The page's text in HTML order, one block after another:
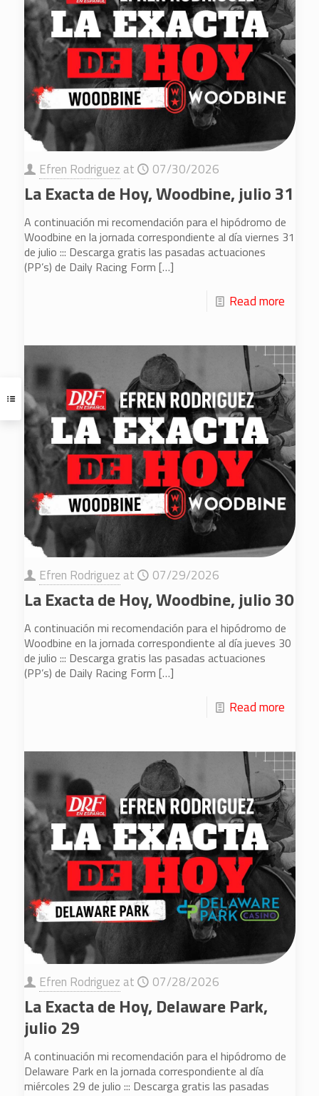
Efren Rodriguez at 07/30/2026
La Exacta de Hoy, Woodbine, julio 31
A continuación mi recomendación para el hipódromo de
Woodbine en la jornada correspondiente al día viernes 31
de julio ::: Descarga gratis las pasadas actuaciones
(PP’s) de Daily Racing Form […]
Read more
Efren Rodriguez at 07/29/2026
La Exacta de Hoy, Woodbine, julio 30
A continuación mi recomendación para el hipódromo de
Woodbine en la jornada correspondiente al día jueves 30
de julio ::: Descarga gratis las pasadas actuaciones
(PP’s) de Daily Racing Form […]
Read more
Efren Rodriguez at 07/28/2026
La Exacta de Hoy, Delaware Park,
julio 29
A continuación mi recomendación para el hipódromo de
Delaware Park en la jornada correspondiente al día
miércoles 29 de julio ::: Descarga gratis las pasadas